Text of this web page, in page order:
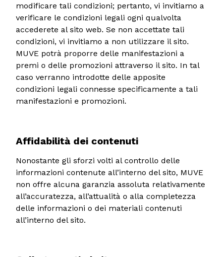
modificare tali condizioni; pertanto, vi invitiamo a
verificare le condizioni legali ogni qualvolta
accederete al sito web. Se non accettate tali
condizioni, vi invitiamo a non utilizzare il sito.
MUVE potrà proporre delle manifestazioni a
premi o delle promozioni attraverso il sito. In tal
caso verranno introdotte delle apposite
condizioni legali connesse specificamente a tali
manifestazioni e promozioni.
Affidabilità dei contenuti
Nonostante gli sforzi volti al controllo delle
informazioni contenute all’interno del sito, MUVE
non offre alcuna garanzia assoluta relativamente
all’accuratezza, all’attualità o alla completezza
delle informazioni o dei materiali contenuti
all’interno del sito.